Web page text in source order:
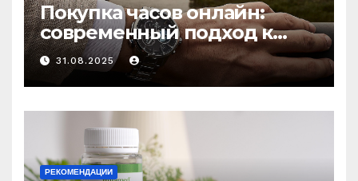
Покупка часов онлайн:
современный подход к
выбору аксессуаров
31.08.2025
РЕКОМЕНДАЦИИ